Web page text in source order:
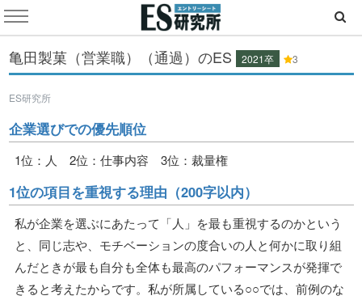
亀田製菓（営業職）（通過）のES 2021卒 3
ES研究所
企業選びでの優先順位
1位：人 2位：仕事内容 3位：裁量権
1位の項目を重視する理由（200字以内）
私が企業を選ぶにあたって「人」を最も重視するのかという
と、同じ志や、モチベーションの度合いの人と何かに取り組
んだときが最も自分も全体も最高のパフォーマンスが発揮で
きると考えたからです。私が所属している○○では、前例のな